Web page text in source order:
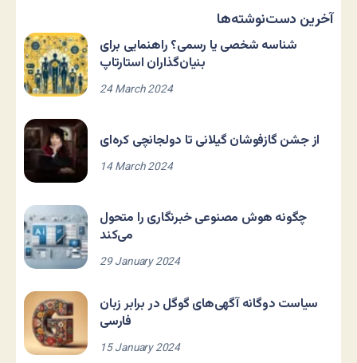
آخرین دست‌نوشته‌ها
شناسه شخصی یا رسمی؟ راهنمایی برای
بنیان‌گذاران استارتاپ
24 March 2024
از جشن گازفوشان گیلانی تا دولجانچی کره‌ای
14 March 2024
چگونه هوش مصنوعی خبرنگاری را متحول
می‌کند
29 January 2024
سیاست دوگانه آگهی‌های گوگل در برابر زبان
فارسی
15 January 2024